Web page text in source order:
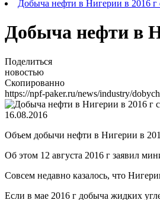
Добыча нефти в Нигерии в 2016 г
Добыча нефти в
Поделиться
новостью
Скопированно
https://npf-paker.ru/news/industry/
16.08.2016
Объем добычи нефти в Нигерии в
Об этом 12 августа 2016 г заявил
Совсем недавно казалось, что
Если в мае 2016 г добыча жидких